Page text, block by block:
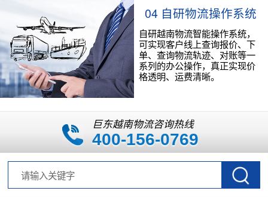
04 自研物流操作系统
自研越南物流智能操作系统，
可实现客户线上查询报价、下
单、查询物流轨迹、对账等一
系列的办公操作，真正实现价
格透明、运费清晰。
巨东越南物流咨询热线
400-156-0769